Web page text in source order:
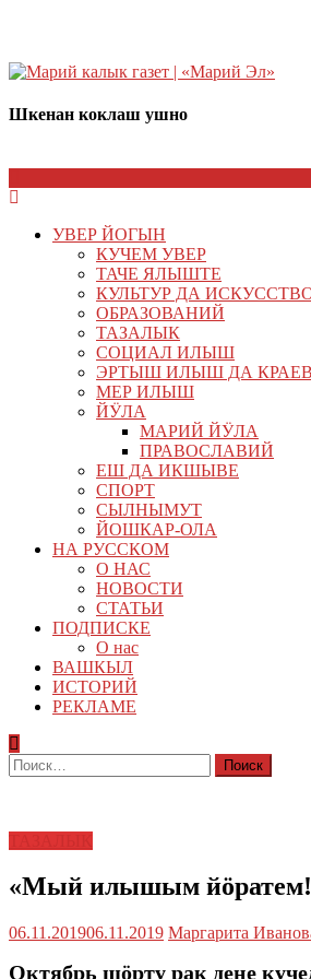
Шкенан коклаш ушно
УВЕР ЙОГЫН
КУЧЕМ УВЕР
ТАЧЕ ЯЛЫШТЕ
КУЛЬТУР ДА
ОБРАЗОВАНИЙ
ТАЗАЛЫК
СОЦИАЛ ИЛЫШ
ЭРТЫШ ИЛЫШ ДА
МЕР ИЛЫШ
ЙӰЛА
МАРИЙ ЙӰЛА
ПРАВОСЛАВИЙ
ЕШ ДА ИКШЫВЕ
СПОРТ
СЫЛНЫМУТ
ЙОШКАР-ОЛА
НА РУССКОМ
О НАС
НОВОСТИ
СТАТЬИ
ПОДПИСКЕ
О нас
ВАШКЫЛ
ИСТОРИЙ
РЕКЛАМЕ
Найти:
«Мый илышым
06.11.201906.11.2019 Маргарита
Октябрь шӧрту рак дене